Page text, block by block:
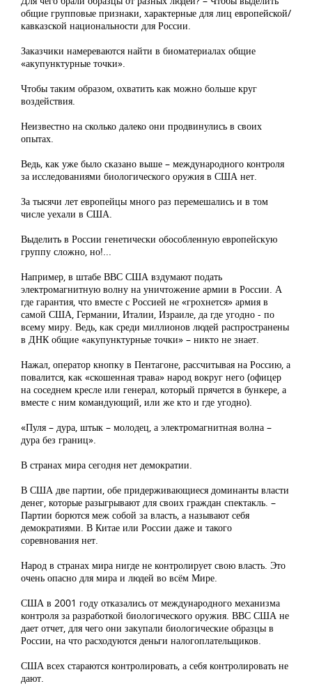
общие групповые признаки, характерные для лиц европейской/
кавказской национальности для России.
Заказчики намереваются найти в биоматериалах общие
«акупунктурные точки».
Чтобы таким образом, охватить как можно больше круг
воздействия.
Неизвестно на сколько далеко они продвинулись в своих
опытах.
Ведь, как уже было сказано выше – международного контроля
за исследованиями биологического оружия в США нет.
За тысячи лет европейцы много раз перемешались и в том
числе уехали в США.
Выделить в России генетически обособленную европейскую
группу сложно, но!...
Например, в штабе ВВС США вздумают подать
электромагнитную волну на уничтожение армии в России. А
где гарантия, что вместе с Россией не «грохнется» армия в
самой США, Германии, Италии, Израиле, да где угодно - по
всему миру. Ведь, как среди миллионов людей распространены
в ДНК общие «акупунктурные точки» – никто не знает.
Нажал, оператор кнопку в Пентагоне, рассчитывая на Россию, а
повалится, как «скошенная трава» народ вокруг него (офицер
на соседнем кресле или генерал, который прячется в бункере, а
вместе с ним командующий, или же кто и где угодно).
«Пуля – дура, штык – молодец, а электромагнитная волна –
дура без границ».
В странах мира сегодня нет демократии.
В США две партии, обе придерживающиеся доминанты власти
денег, которые разыгрывают для своих граждан спектакль. –
Партии борются меж собой за власть, а называют себя
демократиями. В Китае или России даже и такого
соревнования нет.
Народ в странах мира нигде не контролирует свою власть. Это
очень опасно для мира и людей во всём Мире.
США в 2001 году отказались от международного механизма
контроля за разработкой биологического оружия. ВВС США не
дает отчет, для чего они закупали биологические образцы в
России, на что расходуются деньги налогоплательщиков.
США всех стараются контролировать, а себя контролировать не
дают.